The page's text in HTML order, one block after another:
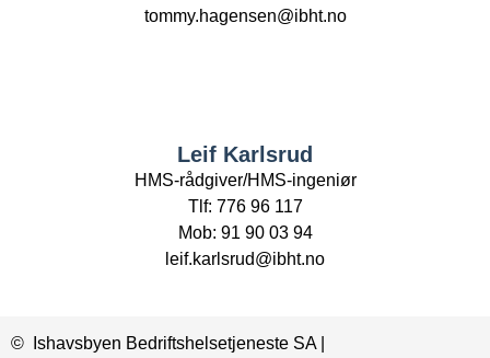
tommy.hagensen@ibht.no
Leif Karlsrud
HMS-rådgiver/HMS-ingeniør
Tlf: 776 96 117
Mob: 91 90 03 94
leif.karlsrud@ibht.no
© Ishavsbyen Bedriftshelsetjeneste SA |